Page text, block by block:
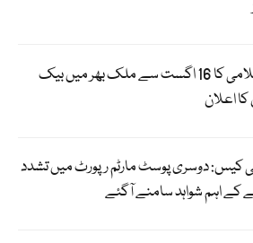
جماعت اسلامی کا 16 اگست سے ملک بھر میں بیک
اعلان
کیس: دوسری پوسٹ مارٹم رپورٹ میں تشدد
کے اہم شواہد سامنے آگئے